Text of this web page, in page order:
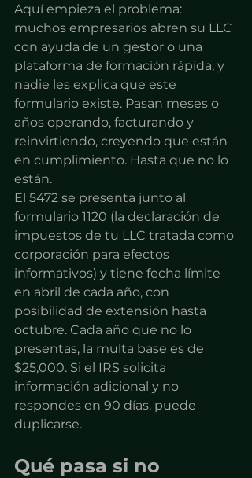
Aquí empieza el problema:
muchos empresarios abren su LLC
con ayuda de un gestor o una
plataforma de formación rápida, y
nadie les explica que este
formulario existe. Pasan meses o
años operando, facturando y
reinvirtiendo, creyendo que están
en cumplimiento. Hasta que no lo
están.
El 5472 se presenta junto al
formulario 1120 (la declaración de
impuestos de tu LLC tratada como
corporación para efectos
informativos) y tiene fecha límite
en abril de cada año, con
posibilidad de extensión hasta
octubre. Cada año que no lo
presentas, la multa base es de
$25,000. Si el IRS solicita
información adicional y no
respondes en 90 días, puede
duplicarse.
Qué pasa si no